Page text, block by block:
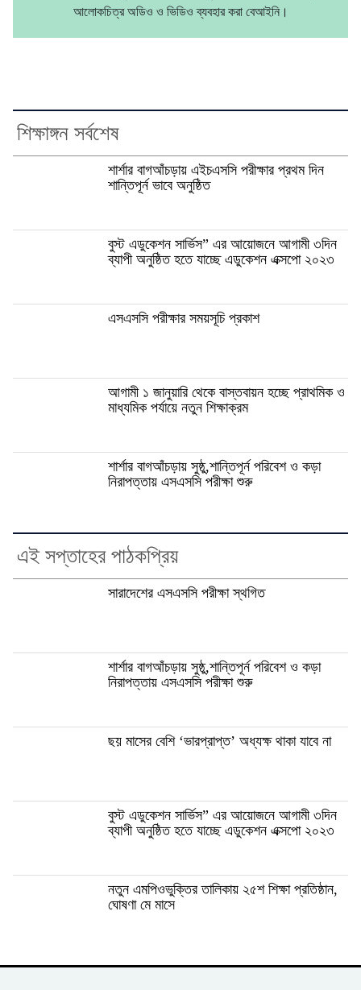
আলোকচিত্র অডিও ও ভিডিও ব্যবহার করা বেআইনি।
শিক্ষাঙ্গন সর্বশেষ
শার্শার বাগআঁচড়ায় এইচএসসি পরীক্ষার প্রথম দিন
শান্তিপূর্ন ভাবে অনুষ্ঠিত
বুস্ট এডুকেশন সার্ভিস” এর আয়োজনে আগামী ৩দিন
ব্যাপী অনুষ্ঠিত হতে যাচ্ছে এডুকেশন এক্সপো ২০২৩
এসএসসি পরীক্ষার সময়সূচি প্রকাশ
আগামী ১ জানুয়ারি থেকে বাস্তবায়ন হচ্ছে প্রাথমিক ও
মাধ্যমিক পর্যায়ে নতুন শিক্ষাক্রম
শার্শার বাগআঁচড়ায় সুষ্ঠু,শান্তিপূর্ন পরিবেশ ও কড়া
নিরাপত্তায় এসএসসি পরীক্ষা শুরু
এই সপ্তাহের পাঠকপ্রিয়
সারাদেশের এসএসসি পরীক্ষা স্থগিত
শার্শার বাগআঁচড়ায় সুষ্ঠু,শান্তিপূর্ন পরিবেশ ও কড়া
নিরাপত্তায় এসএসসি পরীক্ষা শুরু
ছয় মাসের বেশি ‘ভারপ্রাপ্ত’ অধ্যক্ষ থাকা যাবে না
বুস্ট এডুকেশন সার্ভিস” এর আয়োজনে আগামী ৩দিন
ব্যাপী অনুষ্ঠিত হতে যাচ্ছে এডুকেশন এক্সপো ২০২৩
নতুন এমপিওভুক্তির তালিকায় ২৫শ শিক্ষা প্রতিষ্ঠান,
ঘোষণা মে মাসে